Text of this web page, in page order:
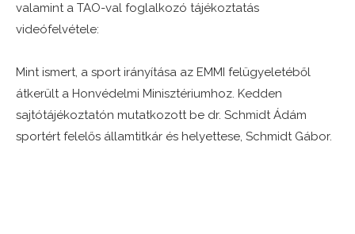
valamint a TAO-val foglalkozó tájékoztatás
videófelvétele:
Mint ismert, a sport irányítása az EMMI felügyeletéből
átkerült a Honvédelmi Minisztériumhoz. Kedden
sajtótájékoztatón mutatkozott be dr. Schmidt Ádám
sportért felelős államtitkár és helyettese, Schmidt Gábor.